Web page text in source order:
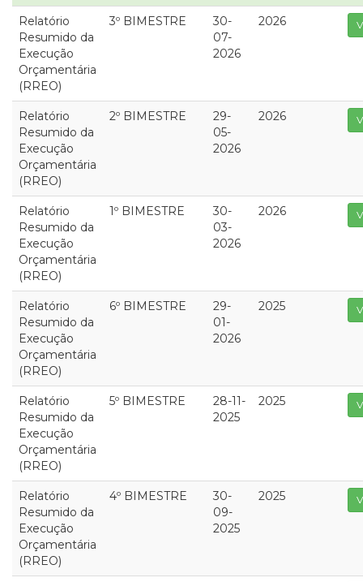
Relatório
Resumido da
Execução
Orçamentária
(RREO)
3º BIMESTRE
30-
07-
2026
2026
Relatório
Resumido da
Execução
Orçamentária
(RREO)
2º BIMESTRE
29-
05-
2026
2026
Relatório
Resumido da
Execução
Orçamentária
(RREO)
1º BIMESTRE
30-
03-
2026
2026
Relatório
Resumido da
Execução
Orçamentária
(RREO)
6º BIMESTRE
29-
01-
2026
2025
Relatório
Resumido da
Execução
Orçamentária
(RREO)
5º BIMESTRE
28-11-
2025
2025
Relatório
Resumido da
Execução
Orçamentária
(RREO)
4º BIMESTRE
30-
09-
2025
2025